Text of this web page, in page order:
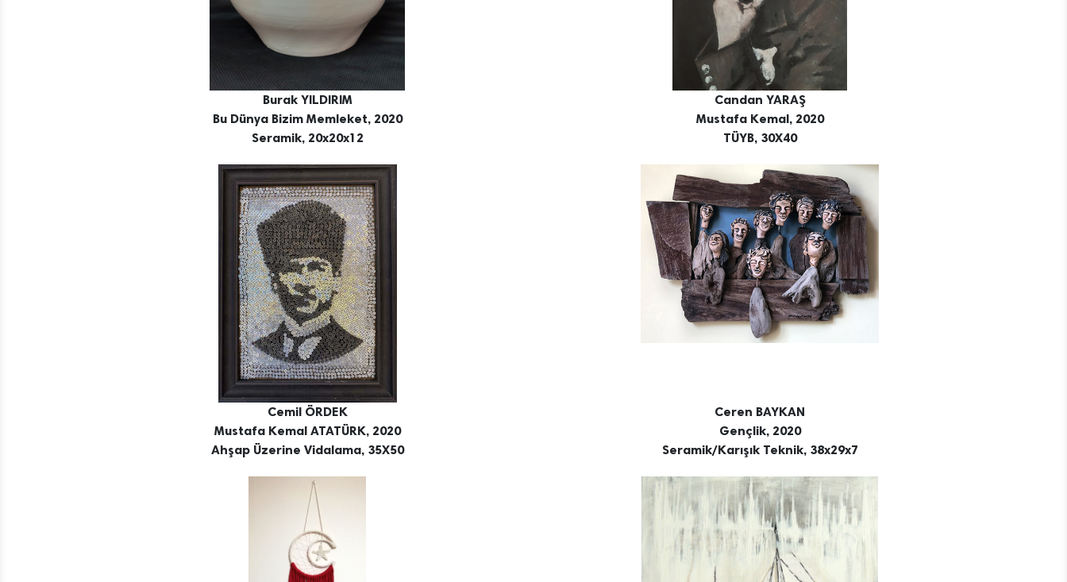
Burak YILDIRIM
Bu Dünya Bizim Memleket, 2020
Seramik, 20x20x12
Candan YARAŞ
Mustafa Kemal, 2020
TÜYB, 30X40
Cemil ÖRDEK
Mustafa Kemal ATATÜRK, 2020
Ahşap Üzerine Vidalama, 35X50
Ceren BAYKAN
Gençlik, 2020
Seramik/Karışık Teknik, 38x29x7